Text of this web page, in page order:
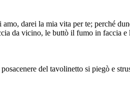
darei la mia vita per te; perché
da vicino, le buttò il fumo in faccia e
del tavolinetto si piegò e